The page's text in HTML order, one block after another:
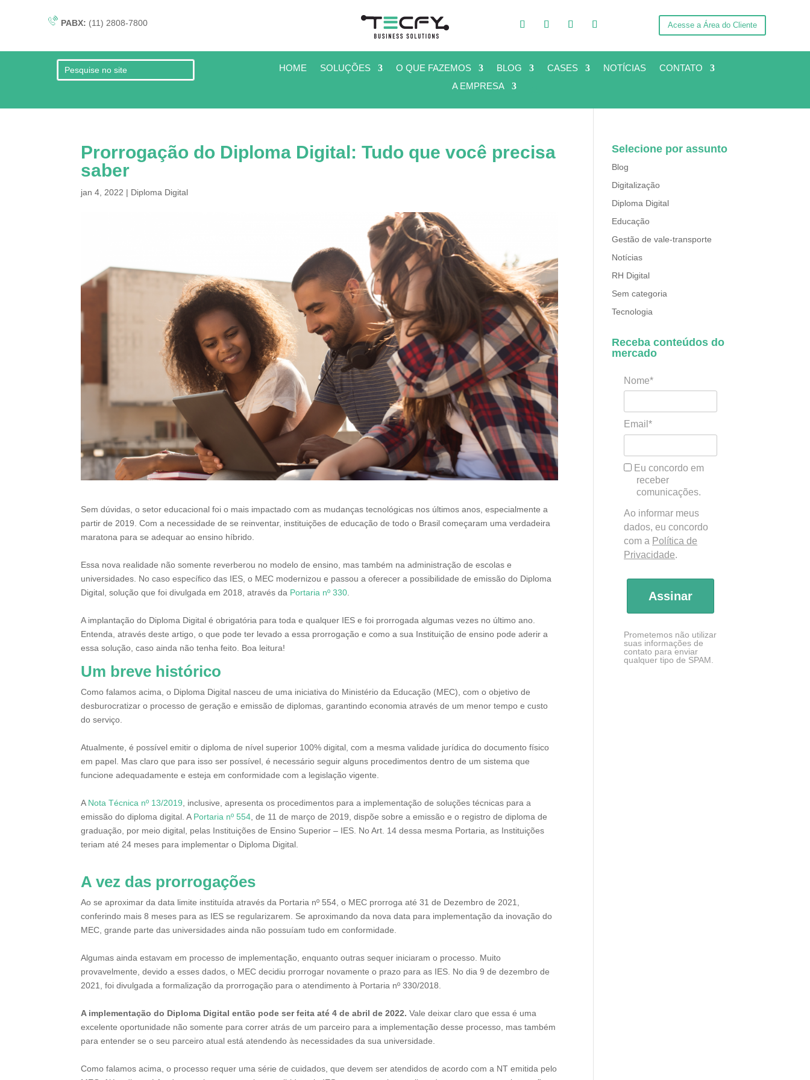
PABX: (11) 2808-7800 Acesse a Área do Cliente
HOME SOLUÇÕES O QUE FAZEMOS BLOG CASES NOTÍCIAS
CONTATO
A EMPRESA
Prorrogação do Diploma Digital: Tudo que você precisa
saber
jan 4, 2022 | Diploma Digital
Sem dúvidas, o setor educacional foi o mais impactado com as mudanças tecnológicas nos últimos anos, especialmente a
partir de 2019. Com a necessidade de se reinventar, instituições de educação de todo o Brasil começaram uma verdadeira
maratona para se adequar ao ensino híbrido.
Essa nova realidade não somente reverberou no modelo de ensino, mas também na administração de escolas e
universidades. No caso específico das IES, o MEC modernizou e passou a oferecer a possibilidade de emissão do Diploma
Digital, solução que foi divulgada em 2018, através da Portaria nº 330
A implantação do Diploma Digital é obrigatória para toda e qualquer IES e foi prorrogada algumas vezes no último ano.
Entenda, através deste artigo, o que pode ter levado a essa prorrogação e como a sua Instituição de ensino pode aderir a
essa solução, caso ainda não tenha feito. Boa leitura!
Um breve histórico
Como falamos acima, o Diploma Digital nasceu de uma iniciativa do Ministério da Educação (MEC), com o objetivo de
desburocratizar o processo de geração e emissão de diplomas, garantindo economia através de um menor tempo e custo
do serviço.
Atualmente, é possível emitir o diploma de nível superior 100% digital, com a mesma validade jurídica do documento físico
em papel. Mas claro que para isso ser possível, é necessário seguir alguns procedimentos dentro de um sistema que
funcione adequadamente e esteja em conformidade com a legislação vigente.
A Nota Técnica nº 13/2019 , inclusive, apresenta os procedimentos para a implementação de soluções técnicas para a
emissão do diploma digital. A Portaria nº 554 , de 11 de março de 2019, dispõe sobre a emissão e o registro de diploma de
graduação, por meio digital, pelas Instituições de Ensino Superior – IES. No Art. 14 dessa mesma Portaria, as Instituições
teriam até 24 meses para implementar o Diploma Digital.
A vez das prorrogações
Ao se aproximar da data limite instituída através da Portaria nº 554, o MEC prorroga até 31 de Dezembro de 2021,
conferindo mais 8 meses para as IES se regularizarem. Se aproximando da nova data para implementação da inovação do
MEC, grande parte das universidades ainda não possuíam tudo em conformidade.
Algumas ainda estavam em processo de implementação, enquanto outras sequer iniciaram o processo. Muito
provavelmente, devido a esses dados, o MEC decidiu prorrogar novamente o prazo para as IES. No dia 9 de dezembro de
2021, foi divulgada a formalização da prorrogação para o atendimento à Portaria nº 330/2018.
A implementação do Diploma Digital então pode ser feita até 4 de abril de 2022. Vale deixar claro que essa é uma
excelente oportunidade não somente para correr atrás de um parceiro para a implementação desse processo, mas também
para entender se o seu parceiro atual está atendendo às necessidades da sua universidade.
Como falamos acima, o processo requer uma série de cuidados, que devem ser atendidos de acordo com a NT emitida pelo
Selecione por assunto
Blog
Digitalização
Diploma Digital
Educação
Gestão de vale-transporte
Notícias
RH Digital
Sem categoria
Tecnologia
Receba conteúdos do
mercado
Nome*
Email*
Eu concordo em
receber
comunicações.
Ao informar meus
dados, eu concordo
com a Política de
Privacidade.
Assinar
Prometemos não utilizar
suas informações de
contato para enviar
qualquer tipo de SPAM.